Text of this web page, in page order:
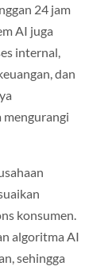
24 jam
AI juga
internal,
dan
konsumen.
algoritma AI
sehingga